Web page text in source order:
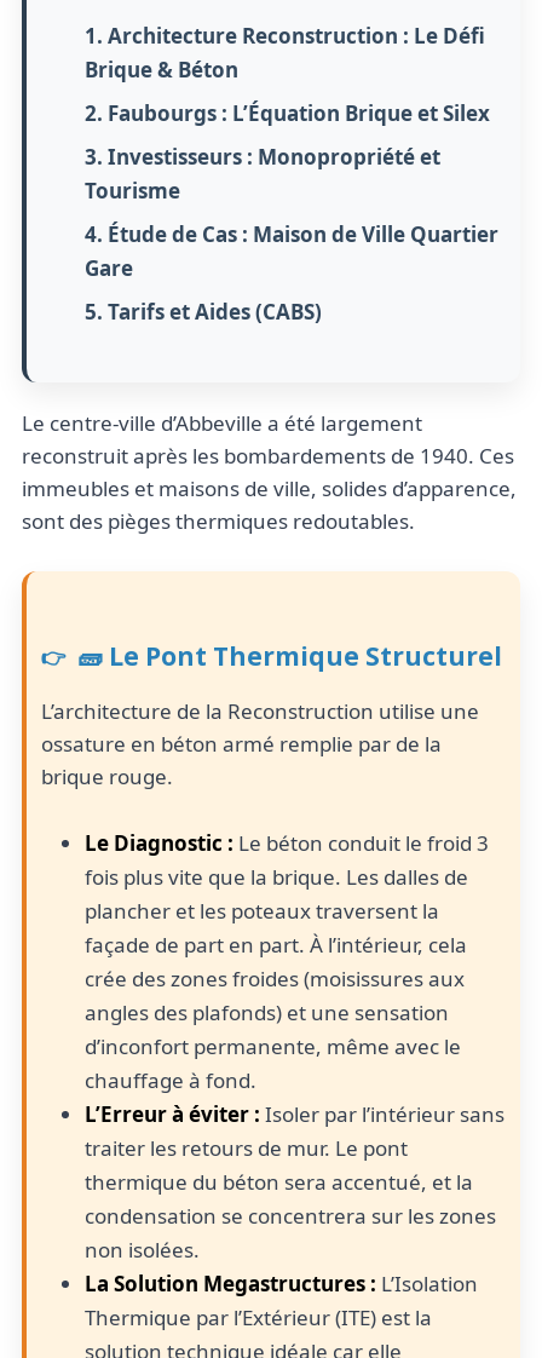
1. Architecture Reconstruction : Le Défi
Brique & Béton
2. Faubourgs : L’Équation Brique et Silex
3. Investisseurs : Monopropriété et
Tourisme
4. Étude de Cas : Maison de Ville Quartier
Gare
5. Tarifs et Aides (CABS)
Le centre-ville d’Abbeville a été largement
reconstruit après les bombardements de 1940. Ces
immeubles et maisons de ville, solides d’apparence,
sont des pièges thermiques redoutables.
🧱 Le Pont Thermique Structurel
L’architecture de la Reconstruction utilise une
ossature en béton armé remplie par de la
brique rouge.
Le Diagnostic : Le béton conduit le froid 3
fois plus vite que la brique. Les dalles de
plancher et les poteaux traversent la
façade de part en part. À l’intérieur, cela
crée des zones froides (moisissures aux
angles des plafonds) et une sensation
d’inconfort permanente, même avec le
chauffage à fond.
L’Erreur à éviter : Isoler par l’intérieur sans
traiter les retours de mur. Le pont
thermique du béton sera accentué, et la
condensation se concentrera sur les zones
non isolées.
La Solution Megastructures : L’Isolation
Thermique par l’Extérieur (ITE) est la
solution technique idéale car elle